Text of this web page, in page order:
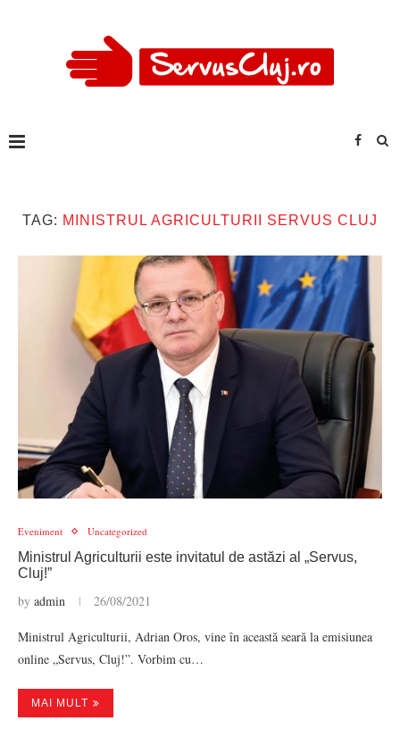
TAG: MINISTRUL AGRICULTURII SERVUS CLUJ
Eveniment Uncategorized
Ministrul Agriculturii este invitatul de astăzi al „Servus,
Cluj!”
by admin 26/08/2021
Ministrul Agriculturii, Adrian Oros, vine în această seară la emisiunea
online „Servus, Cluj!”. Vorbim cu…
MAI MULT